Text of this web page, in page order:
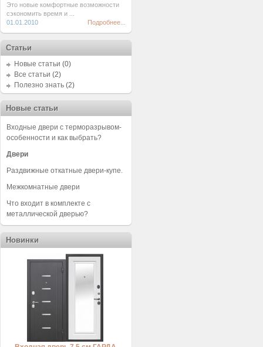
Это новые комфортные возможности
сэкономить время и ...
01.01.2010
Подробнее...
Статьи
Новые статьи (0)
Все статьи (2)
Полезно знать (2)
Новые статьи
Входные двери с терморазрывом-
особенности и как выбрать?
Двери
Раздвижные откатные двери-купе.
Межкомнатные двери
Что входит в комплекте с
металлической дверью?
Новинки